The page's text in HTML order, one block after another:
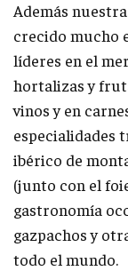
Además
crecido mucho
líderes en el
hortalizas y
vinos y en
especialidades
ibérico de
(junto con el
gastronomía
gazpachos y
todo el mundo.